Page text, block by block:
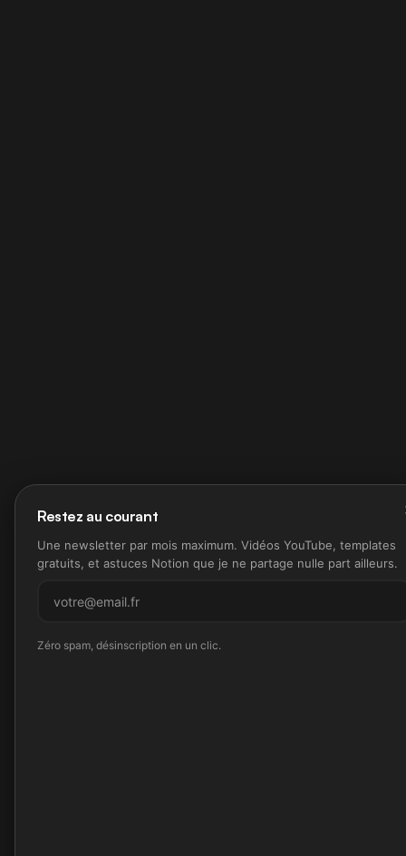
Restez au courant
Une newsletter par mois maximum. Vidéos YouTube, templates
gratuits, et astuces Notion que je ne partage nulle part ailleurs.
M'inscrire
Zéro spam, désinscription en un clic.